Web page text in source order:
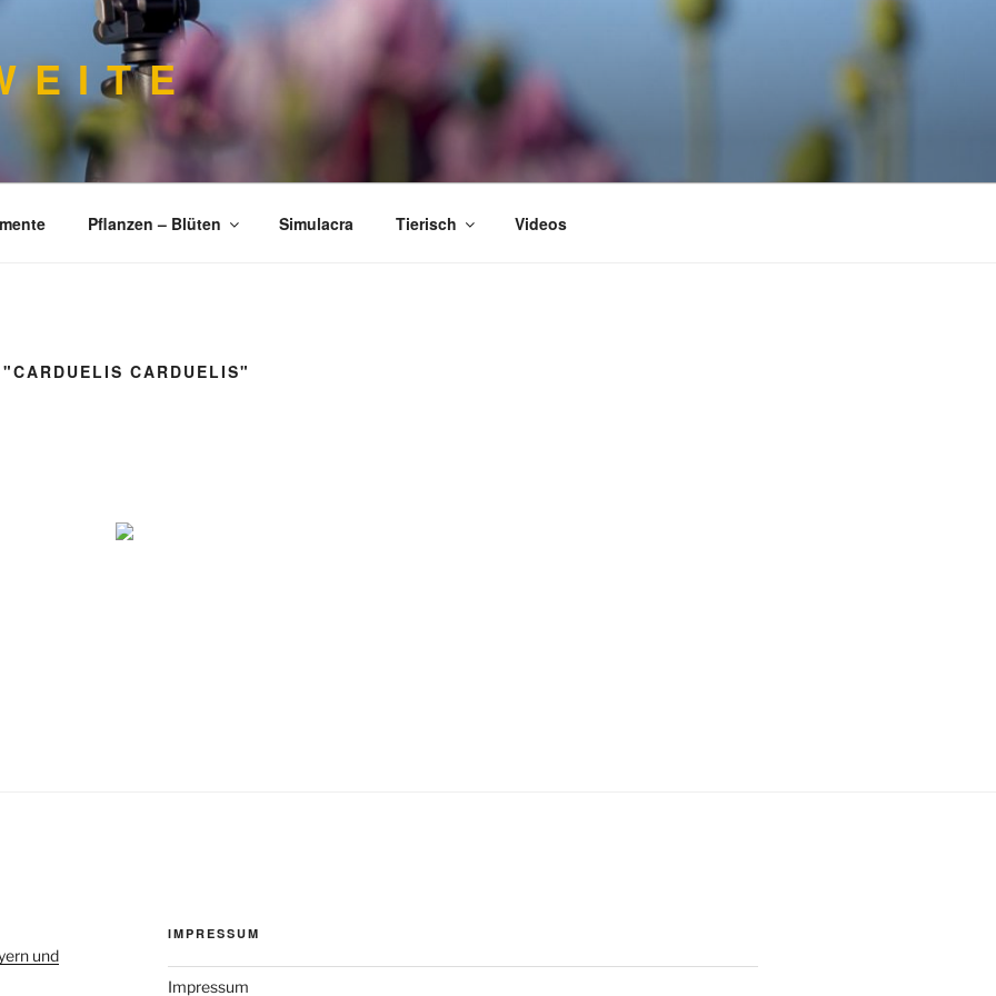
E I T E
Pflanzen – Blüten Simulacra Tierisch Videos
CARDUELIS"
und
IMPRESSUM
Impressum